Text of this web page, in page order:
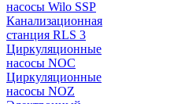
насосы Wilo SSP
Канализационная
станция RLS 3
Циркуляционные
насосы NOC
Циркуляционные
насосы NOZ